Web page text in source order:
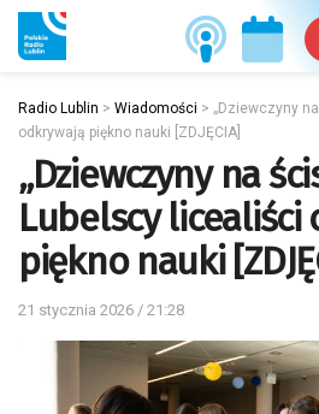
Radio Lublin > Wiadomości > „Dziewczyny
odkrywają piękno nauki [ZDJĘCIA]
„Dziewczyny na
Lubelscy licealiści
piękno nauki
21 stycznia 2026 / 21:28